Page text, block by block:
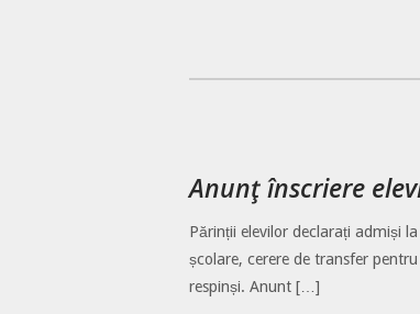
Anunţ înscriere
Părinții elevilor declarați admiși
școlare, cerere de transfer
respinși. Anunt […]